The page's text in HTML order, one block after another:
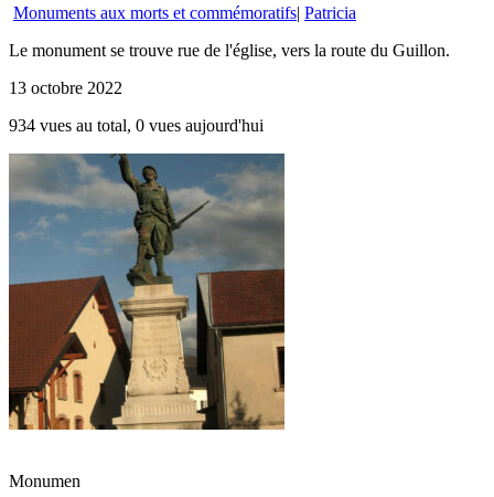
Monuments aux morts et commémoratifs| Patricia
Le monument se trouve rue de l'église, vers la route du Guillon.
13 octobre 2022
934 vues au total, 0 vues aujourd'hui
Monumen